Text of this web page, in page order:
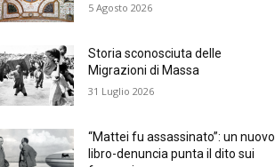
5 Agosto 2026
Storia sconosciuta delle
Migrazioni di Massa
31 Luglio 2026
“Mattei fu assassinato”: un nuovo
libro-denuncia punta il dito sui